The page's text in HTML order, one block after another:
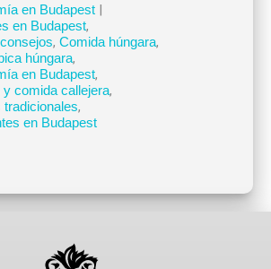
en Budapest|
en Budapest,
, Comida húngara,
húngara,
en Budapest,
comida callejera,
tradicionales,
en Budapest